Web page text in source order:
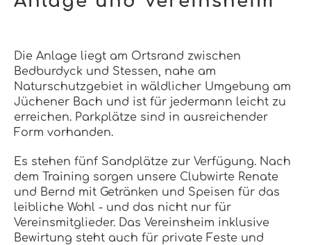
Die Anlage liegt am Ortsrand zwischen
Bedburdyck und Stessen, nahe am
Naturschutzgebiet in wäldlicher Umgebung am
Jüchener Bach und ist für jedermann leicht zu
erreichen. Parkplätze sind in ausreichender
Form vorhanden.
Es stehen fünf Sandplätze zur Verfügung. Nach
dem Training sorgen unsere Clubwirte Renate
und Bernd mit Getränken und Speisen für das
leibliche Wohl - und das nicht nur für
Vereinsmitglieder. Das Vereinsheim inklusive
Bewirtung steht auch für private Feste und